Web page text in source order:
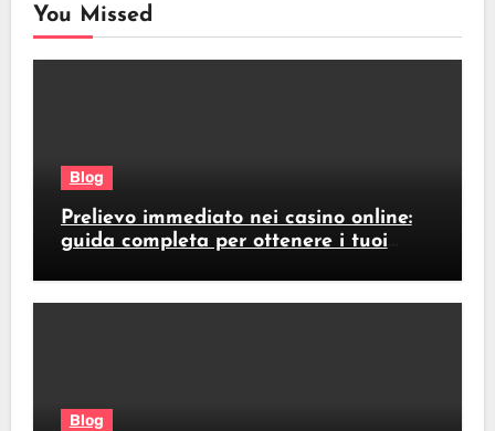
You Missed
Blog
Prelievo immediato nei casino online:
guida completa per ottenere i tuoi
Blog